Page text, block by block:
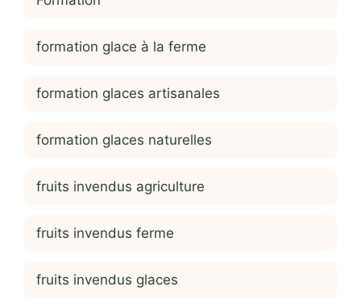
formation glace à la ferme
formation glaces artisanales
formation glaces naturelles
fruits invendus agriculture
fruits invendus ferme
fruits invendus glaces